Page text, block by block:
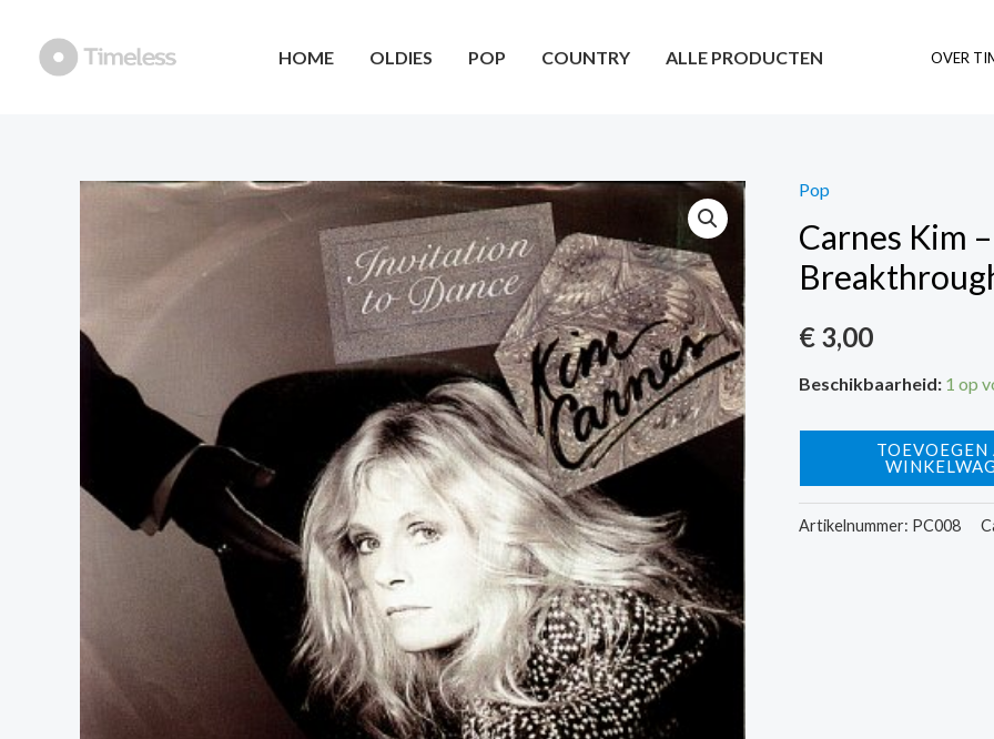
HOME OLDIES POP COUNTRY ALLE PRODUCTEN OVER
Pop
Carnes Kim
€ 3,00
Beschikbaarheid: 1 op
-
TOEVOEGEN
Artikelnummer: PC008